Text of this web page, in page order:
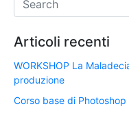
Articoli recenti
WORKSHOP La
produzione
Corso base di Photoshop